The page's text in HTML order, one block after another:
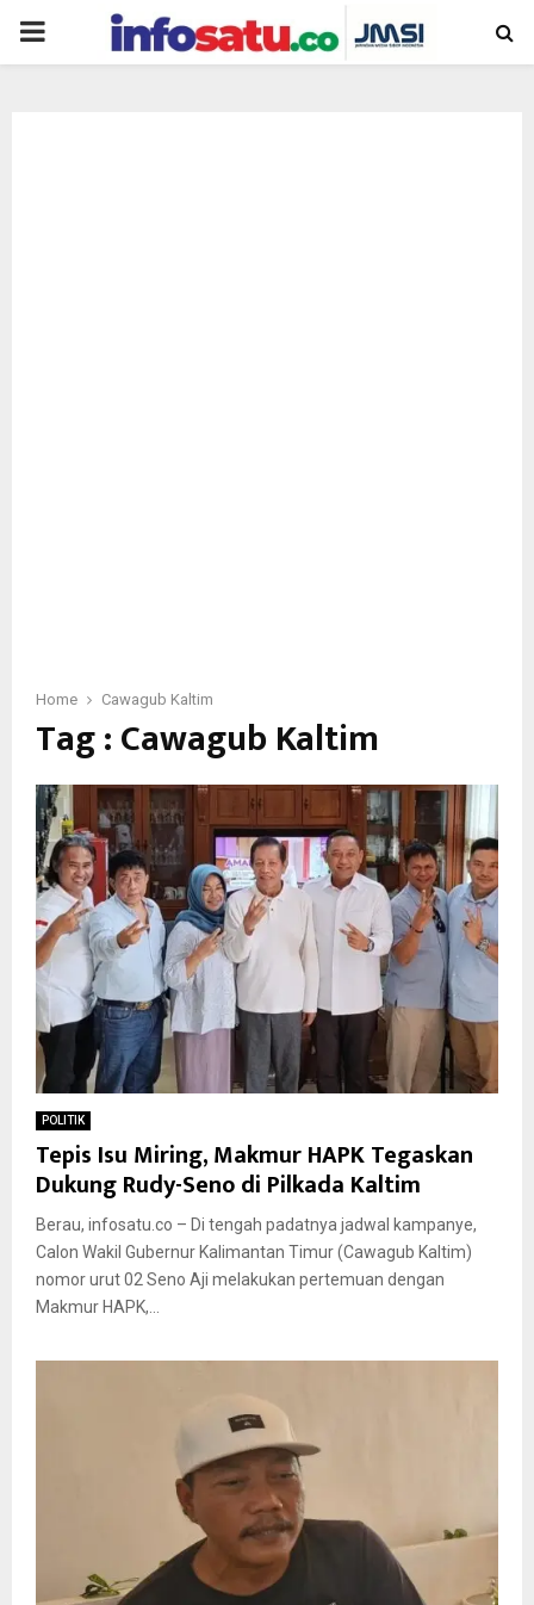
PRIMARY
Home Cawagub Kaltim
Tag : Cawagub Kaltim
POLITIK
Tepis Isu Miring, Makmur HAPK Tegaskan
Dukung Rudy-Seno di Pilkada Kaltim
Berau, infosatu.co – Di tengah padatnya jadwal kampanye,
Calon Wakil Gubernur Kalimantan Timur (Cawagub Kaltim)
nomor urut 02 Seno Aji melakukan pertemuan dengan
Makmur HAPK,...